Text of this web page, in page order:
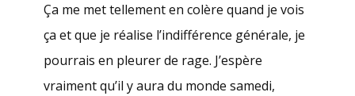
Ça me met tellement en colère quand je vois
ça et que je réalise l’indifférence générale, je
pourrais en pleurer de rage. J’espère
vraiment qu’il y aura du monde samedi,